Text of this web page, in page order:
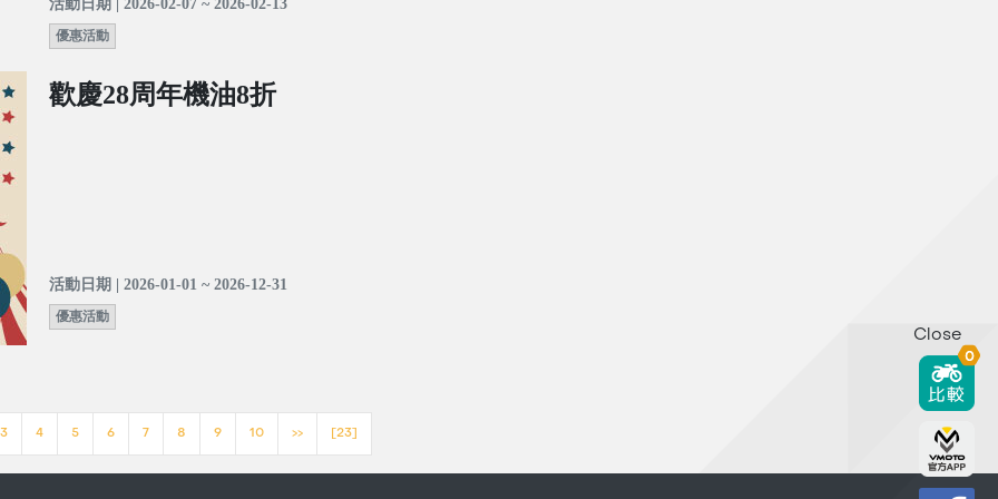
活動日期 | 2026-02-07 ~ 2026-02-13
優惠活動
歡慶28周年機油8折
活動日期 | 2026-01-01 ~ 2026-12-31
優惠活動
3 4 5 6 7 8 9 10 >> [23]
Close
0